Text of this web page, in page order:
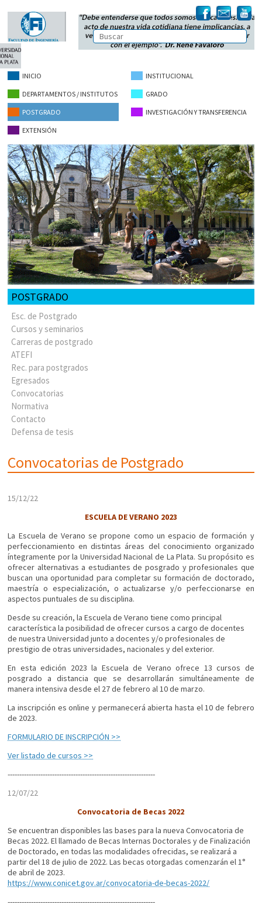
INICIO INSTITUCIONAL
DEPARTAMENTOS / INSTITUTOS GRADO
POSTGRADO INVESTIGACIÓN Y TRANSFERENCIA
EXTENSIÓN
POSTGRADO
Esc. de Postgrado
Cursos y seminarios
Carreras de postgrado
ATEFI
Rec. para postgrados
Egresados
Convocatorias
Normativa
Contacto
Defensa de tesis
Convocatorias de Postgrado
15/12/22
ESCUELA DE VERANO 2023
La Escuela de Verano se propone como un espacio de formación y
perfeccionamiento en distintas áreas del conocimiento organizado
íntegramente por la Universidad Nacional de La Plata. Su propósito es
ofrecer alternativas a estudiantes de posgrado y profesionales que
buscan una oportunidad para completar su formación de doctorado,
maestría o especialización, o actualizarse y/o perfeccionarse en
aspectos puntuales de su disciplina.
Desde su creación, la Escuela de Verano tiene como principal
característica la posibilidad de ofrecer cursos a cargo de docentes
de nuestra Universidad junto a docentes y/o profesionales de
prestigio de otras universidades, nacionales y del exterior.
En esta edición 2023 la Escuela de Verano ofrece 13 cursos de
posgrado a distancia que se desarrollarán simultáneamente de
manera intensiva desde el 27 de febrero al 10 de marzo.
La inscripción es online y permanecerá abierta hasta el 10 de febrero
de 2023.
FORMULARIO DE INSCRIPCIÓN >>
Ver listado de cursos >>
---------------------------------------------------------------
12/07/22
Convocatoria de Becas 2022
Se encuentran disponibles las bases para la nueva Convocatoria de
Becas 2022. El llamado de Becas Internas Doctorales y de Finalización
de Doctorado, en todas las modalidades ofrecidas, se realizará a
partir del 18 de julio de 2022. Las becas otorgadas comenzarán el 1°
de abril de 2023.
https://www.conicet.gov.ar/convocatoria-de-becas-2022/
---------------------------------------------------------------